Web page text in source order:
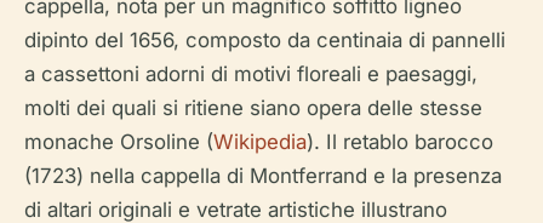
cappella, nota per un magnifico soffitto ligneo
dipinto del 1656, composto da centinaia di pannelli
a cassettoni adorni di motivi floreali e paesaggi,
molti dei quali si ritiene siano opera delle stesse
monache Orsoline (Wikipedia). Il retablo barocco
(1723) nella cappella di Montferrand e la presenza
di altari originali e vetrate artistiche illustrano